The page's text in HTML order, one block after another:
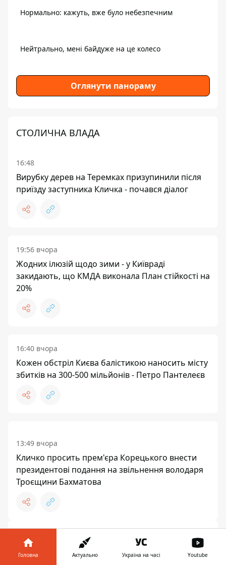
Нормально: кажуть, вже було небезпечним
Нейтрально, мені байдуже на це колесо
Оглянути панораму
СТОЛИЧНА ВЛАДА
16:48
Вирубку дерев на Теремках призупинили після
приїзду заступника Кличка - почався діалог
19:56 вчора
Жодних ілюзій щодо зими - у Київраді
закидають, що КМДА виконала План стійкості на
20%
16:40 вчора
Кожен обстріл Києва балістикою наносить місту
збитків на 300-500 мільйонів - Петро Пантелеєв
13:49 вчора
Кличко просить прем'єра Корецького внести
президентові подання на звільнення володаря
Троєщини Бахматова
19:56, 06 серпня
Шкода кожного дерева на Теремках, але тепло
Головна Актуально Україна на часі Youtube